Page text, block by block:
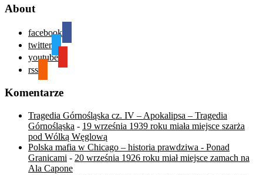
About
facebook
twitter
youtube
rss
Komentarze
Tragedia Górnośląska cz. IV – Apokalipsa – Tragedia
Górnośląska - 19 września 1939 roku miała miejsce szarża
pod Wólką Węglową
Polska mafia w Chicago – historia prawdziwa - Ponad
Granicami - 20 września 1926 roku miał miejsce zamach na
Ala Capone